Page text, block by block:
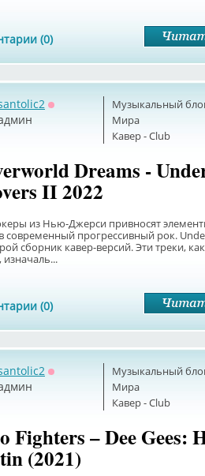
(0)
Музыкальный
Мира
Кавер - Club
Dreams -
II 2022
из Нью-Джерси привносят
современный прогрессивный рок.
сборник кавер-версий. Эти треки,
изначаль...
(0)
Музыкальный
Мира
Кавер - Club
Fighters – Dee Gees:
(2021)